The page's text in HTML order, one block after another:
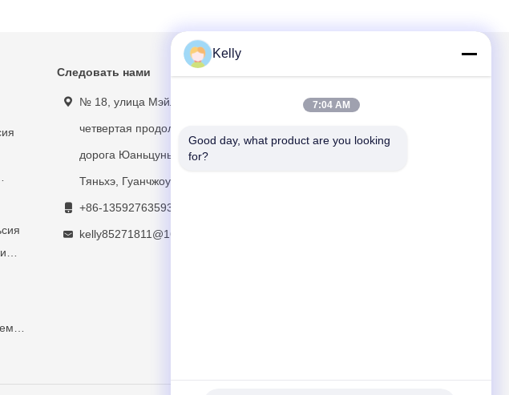
Следовать нами
№ 18, улица Мэйлинь,
четвертая продольная
дорога Юаньцунь, район
Тяньхэ, Гуанчжоу
+86-13592763593
kelly85271811@163.com
Kelly
7:04 AM
Good day, what product are you looking
for?